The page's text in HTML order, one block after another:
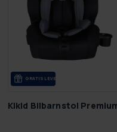
GRA­TIS LE­VE­RANS
Kikid Bilbarnstol